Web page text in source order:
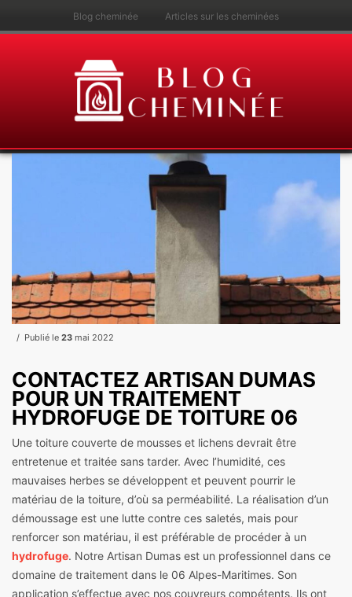
Blog cheminée Articles sur les cheminées
Publié le 23 mai 2022
CONTACTEZ ARTISAN DUMAS
POUR UN TRAITEMENT
HYDROFUGE DE TOITURE 06
Une toiture couverte de mousses et lichens devrait être
entretenue et traitée sans tarder. Avec l’humidité, ces
mauvaises herbes se développent et peuvent pourrir le
matériau de la toiture, d’où sa perméabilité. La réalisation d’un
démoussage est une lutte contre ces saletés, mais pour
renforcer son matériau, il est préférable de procéder à un
hydrofuge. Notre Artisan Dumas est un professionnel dans ce
domaine de traitement dans le 06 Alpes-Maritimes. Son
application s’effectue avec nos couvreurs compétents. Ils ont